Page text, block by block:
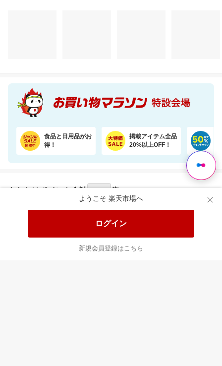
ようこそ 楽天市場へ
ログイン
新規会員登録はこちら
食品と日用品がお
得！
掲載アイテム全品
20%以上OFF！
あなたはポイント 合計 倍